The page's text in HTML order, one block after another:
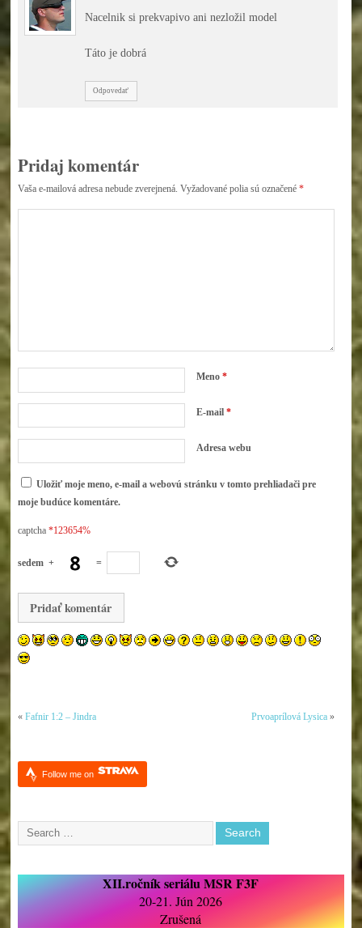
Nacelnik si prekvapivo ani nezložil model
Táto je dobrá
Odpovedať
Pridaj komentár
Vaša e-mailová adresa nebude zverejnená. Vyžadované polia sú označené *
Meno *
E-mail *
Adresa webu
Uložiť moje meno, e-mail a webovú stránku v tomto prehliadači pre
moje budúce komentáre.
captcha*123654%
sedem + =
« Fafnir 1:2 – Jindra Prvoaprílová Lysica»
Follow me on
XII.ročník seriálu MSR F3F
20-21. Jún 2026
Zrušená